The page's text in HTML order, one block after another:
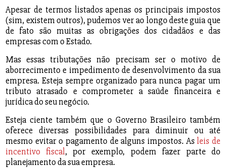
Apesar de termos listados apenas os principais impostos
(sim, existem outros), pudemos ver ao longo deste guia que
de fato são muitas as obrigações dos cidadãos e das
empresas com o Estado.
Mas essas tributações não precisam ser o motivo de
aborrecimento e impedimento de desenvolvimento da sua
empresa. Esteja sempre organizado para nunca pagar um
tributo atrasado e comprometer a saúde financeira e
jurídica do seu negócio.
Esteja ciente também que o Governo Brasileiro também
oferece diversas possibilidades para diminuir ou até
mesmo evitar o pagamento de alguns impostos. As leis de
incentivo fiscal, por exemplo, podem fazer parte do
planejamento da sua empresa.